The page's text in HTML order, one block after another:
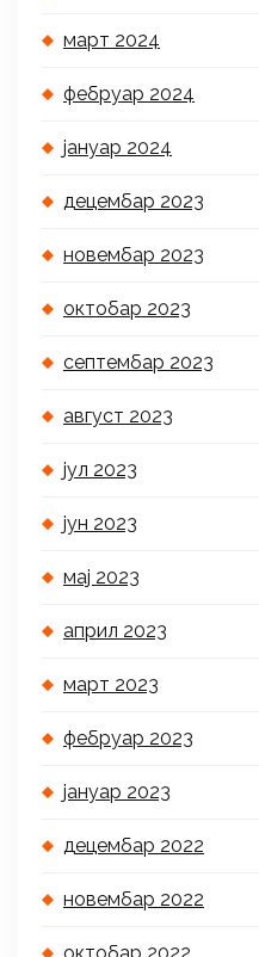
март 2024
фебруар 2024
јануар 2024
децембар 2023
новембар 2023
октобар 2023
септембар 2023
август 2023
јул 2023
јун 2023
мај 2023
април 2023
март 2023
фебруар 2023
јануар 2023
децембар 2022
новембар 2022